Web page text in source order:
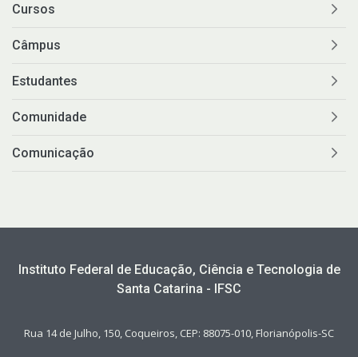
Cursos
Câmpus
Estudantes
Comunidade
Comunicação
Instituto Federal de Educação, Ciência e Tecnologia de
Santa Catarina - IFSC
Rua 14 de Julho, 150, Coqueiros, CEP: 88075-010, Florianópolis-SC